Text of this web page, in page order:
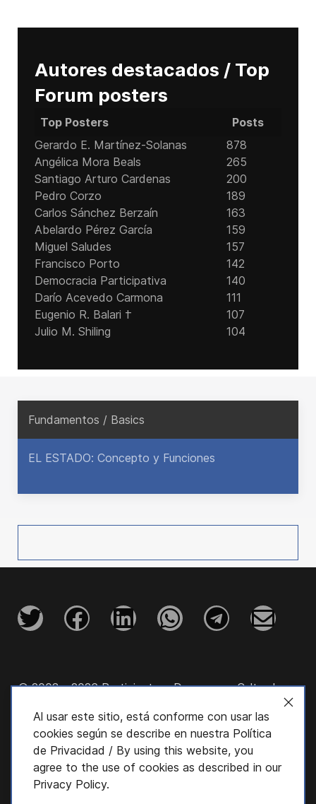
Autores destacados / Top
Forum posters
Top Posters
Posts
Gerardo E. Martínez-Solanas
878
Angélica Mora Beals
265
Santiago Arturo Cardenas
200
Pedro Corzo
189
Carlos Sánchez Berzaín
163
Abelardo Pérez García
159
Miguel Saludes
157
Francisco Porto
142
Democracia Participativa
140
Darío Acevedo Carmona
111
Eugenio R. Balari †
107
Julio M. Shiling
104
Fundamentos / Basics
EL ESTADO: Concepto y Funciones
Al usar este sitio, está conforme con usar las
cookies según se describe en nuestra Política
de Privacidad / By using this website, you
agree to the use of cookies as described in our
Privacy Policy.
© 2003 - 2026 Participatory Democracy Cultural